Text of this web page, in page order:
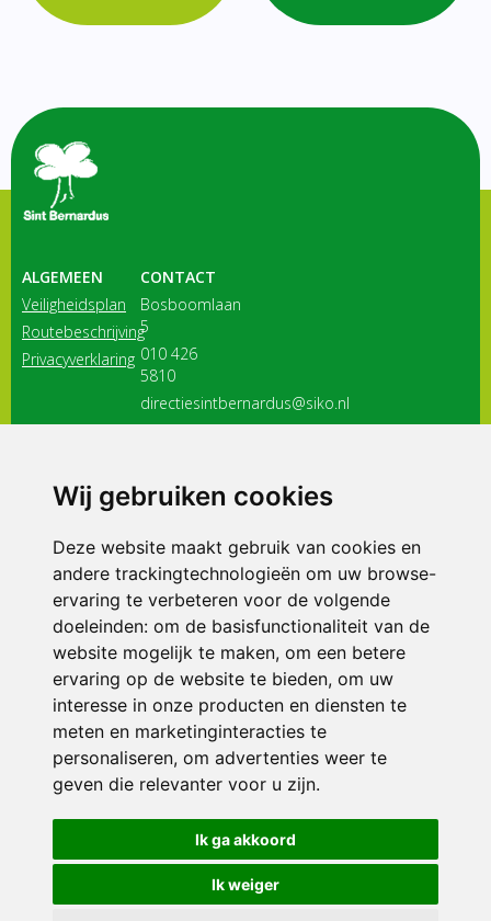
Wij gebruiken cookies
Deze website maakt gebruik van cookies en
andere trackingtechnologieën om uw browse-
ervaring te verbeteren voor de volgende
doeleinden: om de basisfunctionaliteit van de
website mogelijk te maken, om een betere
ervaring op de website te bieden, om uw
interesse in onze producten en diensten te
meten en marketinginteracties te
personaliseren, om advertenties weer te
geven die relevanter voor u zijn.
Ik ga akkoord
Ik weiger
ALGEMEEN
Veiligheidsplan
Routebeschrijving
Privacyverklaring
CONTACT
Bosboomlaan
5
010 426
5810
directiesintbernardus@siko.nl
3116 JB
ONDERDEEL VAN
© 2026 Sint Bernardus | Alle rechten voorbehouden
Privacy policy|Disclaimer| Klachtenregeling|RSIN en Anbi
voorkeuren
Crealisatie The MindOffice